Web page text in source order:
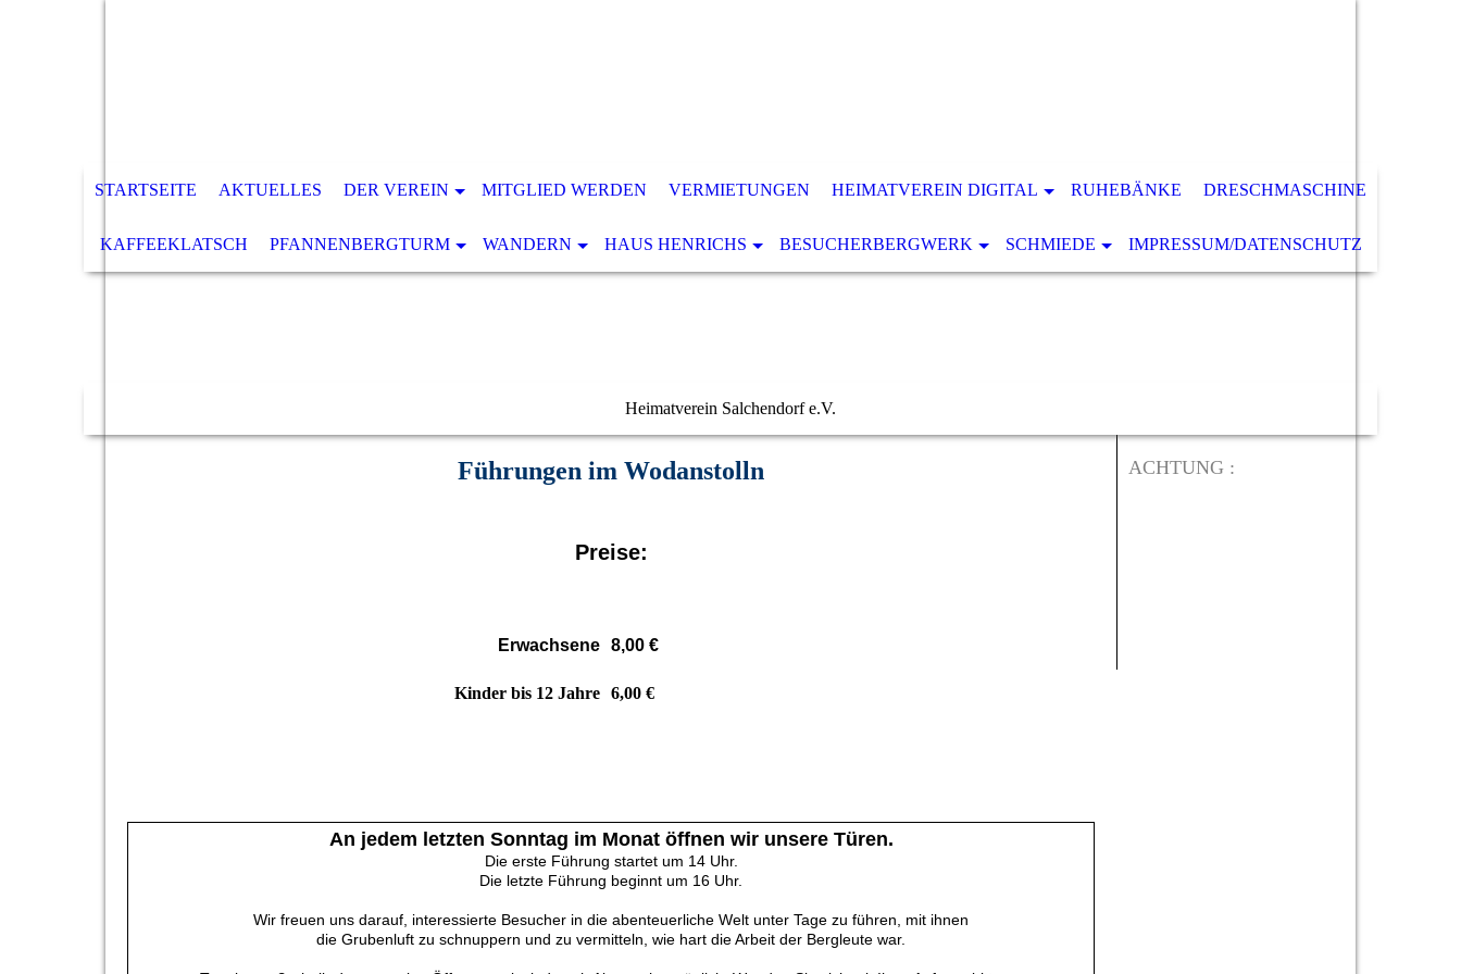
STARTSEITE AKTUELLES DER VEREIN MITGLIED WERDEN VERMIETUNGEN HEIMATVEREIN DIGITAL RUHEBÄNKE DRESCHMASCHINE
KAFFEEKLATSCH PFANNENBERGTURM WANDERN HAUS HENRICHS BESUCHERBERGWERK SCHMIEDE IMPRESSUM/DATENSCHUTZ
Heimatverein Salchendorf e.V.
Führungen im Wodanstolln
Preise:
Erwachsene 8,00 €
Kinder bis 12 Jahre 6,00 €
An jedem letzten Sonntag im Monat öffnen wir unsere Türen.
Die erste Führung startet um 14 Uhr.
Die letzte Führung beginnt um 16 Uhr.
Wir freuen uns darauf, interessierte Besucher in die abenteuerliche Welt unter Tage zu führen, mit ihnen
die Grubenluft zu schnuppern und zu vermitteln, wie hart die Arbeit der Bergleute war.
ACHTUNG :